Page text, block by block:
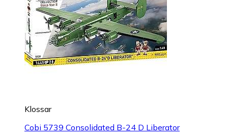
Klossar
Cobi 5739 Consolidated B-24 D Liberator